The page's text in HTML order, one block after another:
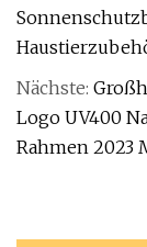
Nächste:
Logo UV400
Rahmen 2023